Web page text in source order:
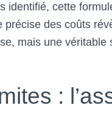
identifié, cette
précise des coûts
mais une
: